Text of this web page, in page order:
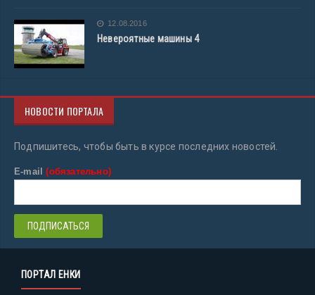
12.08.2016
Невероятные машины 4
НОВОСТИ ПОРТАЛА
Подпишитесь, чтобы быть в курсе последних новостей.
E-mail(обязательно)
ПОРТАЛ ЕНКИ